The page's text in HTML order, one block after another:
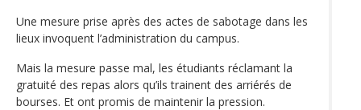
Une mesure prise après des actes de sabotage dans les
lieux invoquent l’administration du campus.
Mais la mesure passe mal, les étudiants réclamant la
gratuité des repas alors qu’ils trainent des arriérés de
bourses. Et ont promis de maintenir la pression.